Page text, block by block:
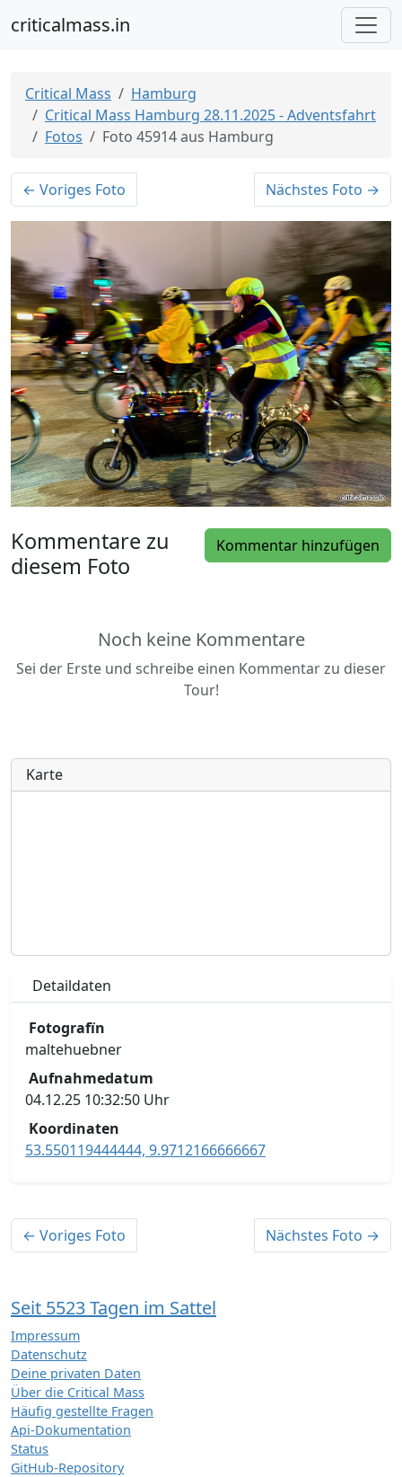
criticalmass.in
Critical Mass
Hamburg
Critical Mass Hamburg 28.11.2025 - Adventsfahrt
Fotos
Foto 45914 aus Hamburg
← Voriges Foto Nächstes Foto →
Kommentar hinzufügen
Kommentare zu
diesem Foto
Noch keine Kommentare
Sei der Erste und schreibe einen Kommentar zu dieser
Tour!
Karte
Detaildaten
Fotografïn
maltehuebner
Aufnahmedatum
04.12.25 10:32:50 Uhr
Koordinaten
53.550119444444, 9.9712166666667
← Voriges Foto Nächstes Foto →
Seit 5523 Tagen im Sattel
Impressum
Datenschutz
Deine privaten Daten
Über die Critical Mass
Häufig gestellte Fragen
Api-Dokumentation
Status
GitHub-Repository